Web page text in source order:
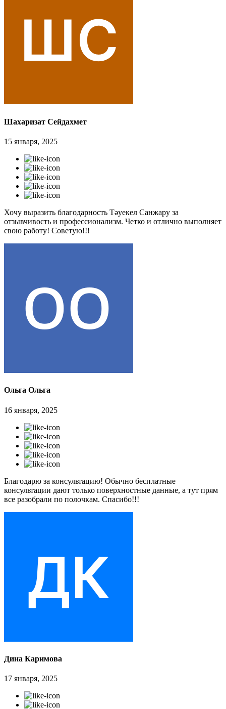
Шахаризат Сейдахмет
15 января, 2025
Хочу выразить благодарность Тәуекел Санжару за
отзывчивость и профессионализм. Четко и отлично выполняет
свою работу! Советую!!!
Ольга Ольга
16 января, 2025
Благодарю за консультацию! Обычно бесплатные
консультации дают только поверхностные данные, а тут прям
все разобрали по полочкам. Спасибо!!!
Дина Каримова
17 января, 2025